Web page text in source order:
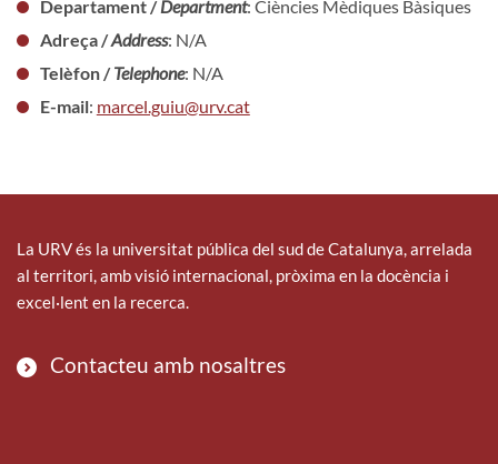
Departament /Department: Ciències Mèdiques Bàsiques
Adreça /Address: N/A
Telèfon /Telephone: N/A
E-mail: marcel.guiu@urv.cat
La URV és la universitat pública del sud de Catalunya, arrelada
al territori, amb visió internacional, pròxima en la docència i
excel·lent en la recerca.
Contacteu amb nosaltres